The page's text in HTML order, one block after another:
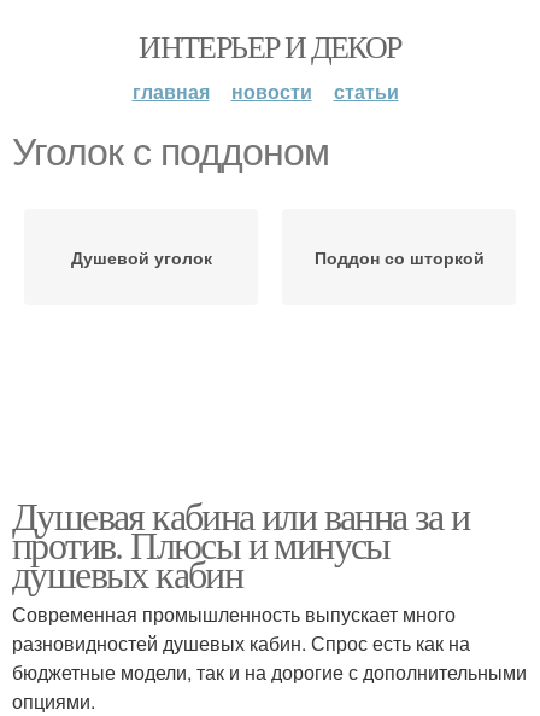
ИНТЕРЬЕР И ДЕКОР
главная новости статьи
Уголок с поддоном
Душевой уголок Поддон со шторкой
Душевая кабина или ванна за и
против. Плюсы и минусы
душевых кабин
Современная промышленность выпускает много
разновидностей душевых кабин. Спрос есть как на
бюджетные модели, так и на дорогие с дополнительными
опциями.